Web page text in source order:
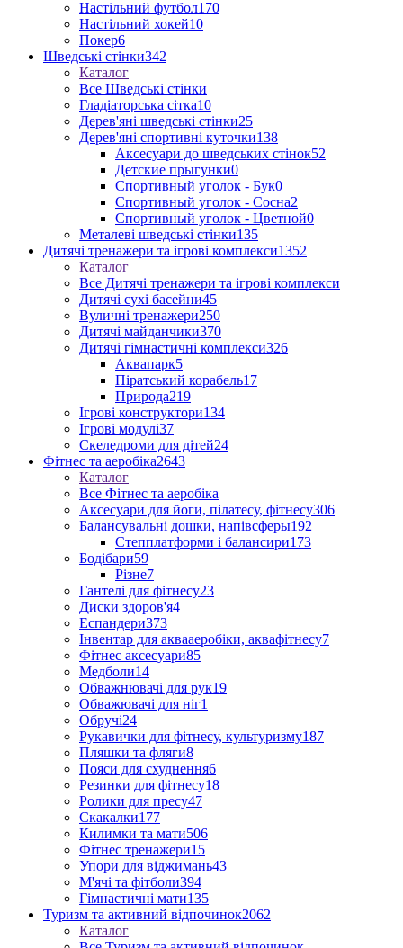
Настільний футбол170
Настільний хокей10
Покер6
Шведські стінки342
Каталог
Все Шведські стінки
Гладіаторська сітка10
Дерев'яні шведські стінки25
Дерев'яні спортивні куточки138
Аксесуари до шведських стінок52
Детские прыгунки0
Спортивный уголок - Бук0
Спортивный уголок - Сосна2
Спортивный уголок - Цветной0
Металеві шведські стінки135
Дитячі тренажери та ігрові комплекси1352
Каталог
Все Дитячі тренажери та ігрові комплекси
Дитячі сухі басейни45
Вуличні тренажери250
Дитячі майданчики370
Дитячі гімнастичні комплекси326
Аквапарк5
Піратський корабель17
Природа219
Ігрові конструктори134
Ігрові модулі37
Скеледроми для дітей24
Фітнес та аеробіка2643
Каталог
Все Фітнес та аеробіка
Аксесуари для йоги, пілатесу, фітнесу306
Балансувальні дошки, напівсферы192
Степплатформи і балансири173
Бодібари59
Різне7
Гантелі для фітнесу23
Диски здоров'я4
Еспандери373
Інвентар для аквааеробіки, аквафітнесу7
Фітнес аксесуари85
Медболи14
Обважнювачі для рук19
Обважювачі для ніг1
Обручі24
Рукавички для фітнесу, культуризму187
Пляшки та фляги8
Пояси для схуднення6
Резинки для фітнесу18
Ролики для пресу47
Скакалки177
Килимки та мати506
Фітнес тренажери15
Упори для віджимань43
М'ячі та фітболи394
Гімнастичні мати135
Туризм та активний відпочинок2062
Каталог